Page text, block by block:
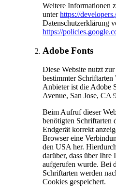
Weitere Informationen
unterhttps://
Datenschutzerklärung
https://
Adobe Fonts
Diese Website nutzt
bestimmter
Anbieter ist die Adobe
Avenue, San Jose, CA
Beim Aufruf dieser
benötigten Schriftarten
Endgerät korrekt
Browser eine
den USA her.
darüber, dass über Ihre
aufgerufen wurde. Bei
Schriftarten werden
Cookies gespeichert.